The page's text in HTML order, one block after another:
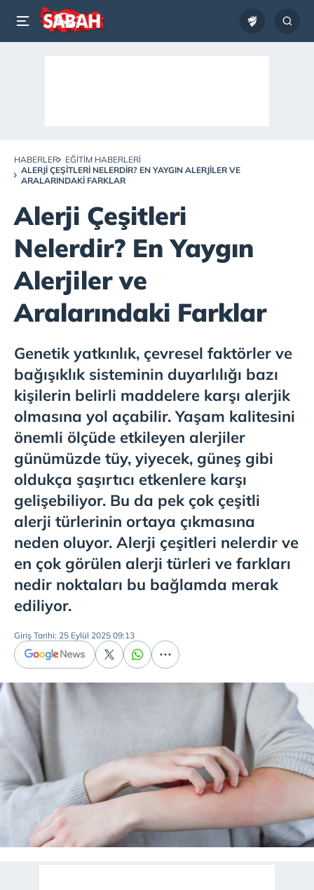
HABERLER
EĞITIM HABERLERI
ALERJI ÇEŞITLERI NELERDIR? EN YAYGIN ALERJILER VE
ARALARINDAKI FARKLAR
Alerji Çeşitleri
Nelerdir? En Yaygın
Alerjiler ve
Aralarındaki Farklar
Genetik yatkınlık, çevresel faktörler ve
bağışıklık sisteminin duyarlılığı bazı
kişilerin belirli maddelere karşı alerjik
olmasına yol açabilir. Yaşam kalitesini
önemli ölçüde etkileyen alerjiler
günümüzde tüy, yiyecek, güneş gibi
oldukça şaşırtıcı etkenlere karşı
gelişebiliyor. Bu da pek çok çeşitli
alerji türlerinin ortaya çıkmasına
neden oluyor. Alerji çeşitleri nelerdir ve
en çok görülen alerji türleri ve farkları
nedir noktaları bu bağlamda merak
ediliyor.
Giriş Tarihi: 25 Eylül 2025 09:13